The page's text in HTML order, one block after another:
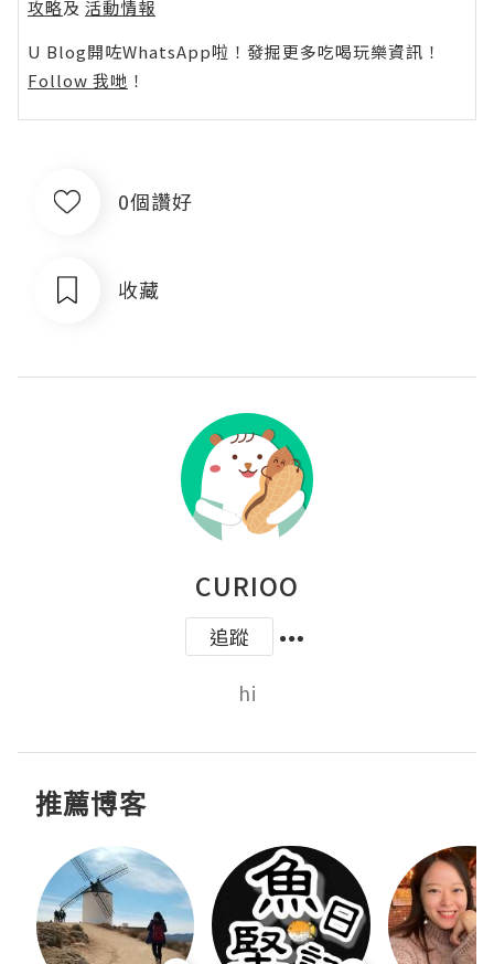
攻略及 活動情報
U Blog開咗WhatsApp啦！發掘更多吃喝玩樂資訊！
Follow 我哋 ！
0個讚好
收藏
CURIOO
追蹤
hi
推薦博客